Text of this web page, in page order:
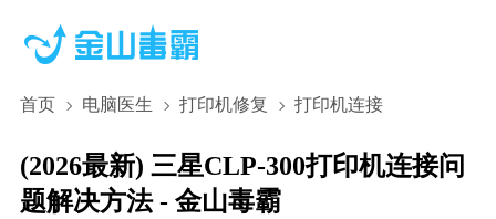
首页 电脑医生 打印机修复 打印机连接
(2026最新) 三星CLP-300打印机连接问
题解决方法 - 金山毒霸